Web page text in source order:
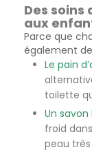
Des
aux
Parce que
également
Le pain
toilette
Un
froid
peau